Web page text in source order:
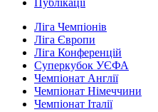
Публікації
Ліга Чемпіонів
Ліга Європи
Ліга Конференцій
Суперкубок УЄФА
Чемпіонат Англії
Чемпіонат Німеччини
Чемпіонат Італії